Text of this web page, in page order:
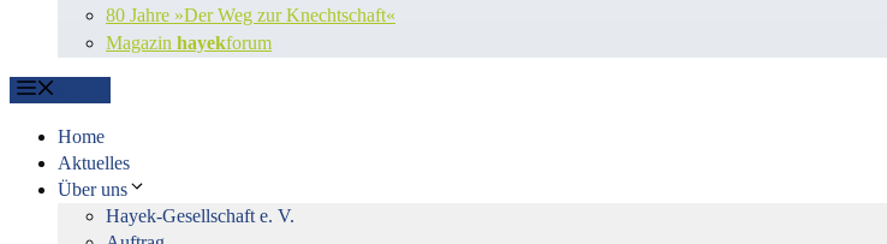
80 Jahre »Der Weg zur Knechtschaft«
Magazin hayekforum
Home
Aktuelles
Über uns
Hayek-Gesellschaft e. V.